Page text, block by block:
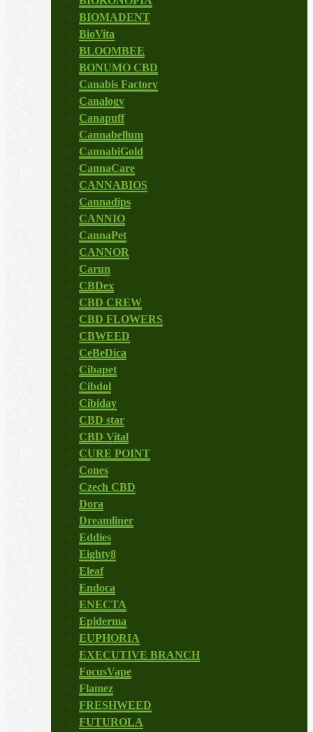
BIOMADENT
BioVita
BLOOMBEE
BONUMO CBD
Canabis Factory
Canalogy
Canapuff
Cannabellum
CannabiGold
CannaCare
CANNABIOS
Cannadips
CANNIO
CannaPet
CANNOR
Carun
CBDex
CBD CREW
CBD FLOWERS
CBWEED
CeBeDica
Cibapet
Cibdol
Cibiday
CBD star
CBD Vital
CURE POINT
Cones
Czech CBD
Dora
Dreamliner
Eddies
Eighty8
Eleaf
Endoca
ENECTA
Epiderma
EUPHORIA
EXECUTIVE BRANCH
FocusVape
Flamez
FRESHWEED
FUTUROLA